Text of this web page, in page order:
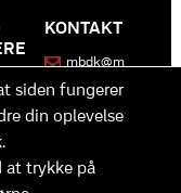
KONTAKT
mbdk@m
siden fungerer
din oplevelse
at trykke på